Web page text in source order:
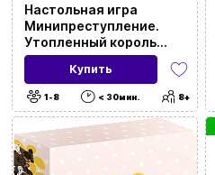
Настольная игра
Минипреступление.
Утопленный король
(Mini Crimes: The
Drowned King)
Купить
1-8 < 30мин. 8+